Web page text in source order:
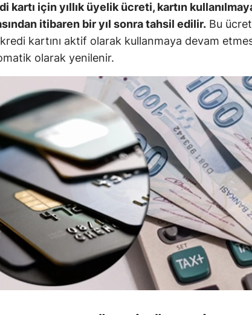
Elazığ
Erzincan
Eskişehir
Gaziantep
Giresun
Gümüşhane
Hatay
Isparta
Mersin
kartı için yıllık üyelik ücreti, kartın
itibaren bir yıl sonra tahsil edilir. Bu
kartını aktif olarak kullanmaya devam
olarak yenilenir.